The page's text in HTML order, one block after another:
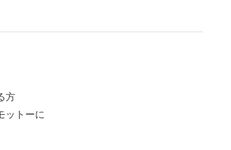
方
ットーに